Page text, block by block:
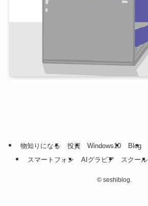
物知りになる 投資 Windows10 Blog
スマートフォン
AIグラビア スクール
© seshiblog.